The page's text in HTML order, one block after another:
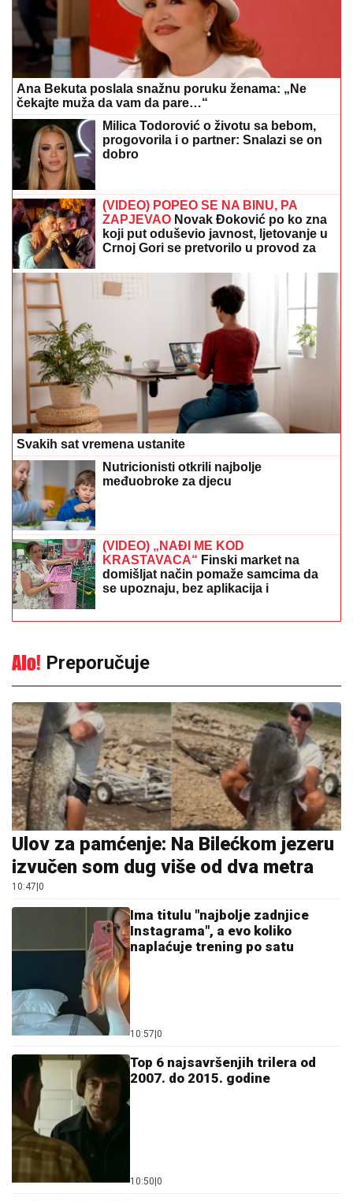
Ana Bekuta poslala snažnu poruku ženama: „Ne
čekajte muža da vam da pare…“
Milica Todorović o životu sa bebom,
progovorila i o partner: Snalazi se on
dobro
(VIDEO) POPEO SE NA BINU, PA
ZAPJEVAO Novak Đoković po ko zna
koji put oduševio javnost, ljetovanje u
Crnoj Gori se pretvorilo u provod za
Svakih sat vremena ustanite
Nutricionisti otkrili najbolje
međuobroke za djecu
(VIDEO) „NAĐI ME KOD
KRASTAVACA“ Finski market na
domišljat način pomaže samcima da
se upoznaju, bez aplikacija i
Preporučuje
Ulov za pamćenje: Na Bilećkom jezeru
izvučen som dug više od dva metra
10:47 0
Ima titulu "najbolje zadnjice
Instagrama", a evo koliko
naplaćuje trening po satu
10:57 0
Top 6 najsavršenjih trilera od
2007. do 2015. godine
10:50 0